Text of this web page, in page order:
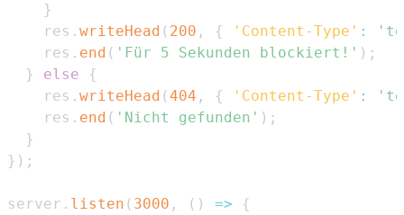
}
    res
. writeHead ( 200 , { 'Content-Type' :
    res
. end ( 'Für 5 Sekunden blockiert!' ) ;
}
else
{
    res
. writeHead (404 , { 'Content-Type' :
    res
. end ( 'Nicht gefunden' ) ;
}
} ) ;
server . listen ( 3000 , ( ) =>
{